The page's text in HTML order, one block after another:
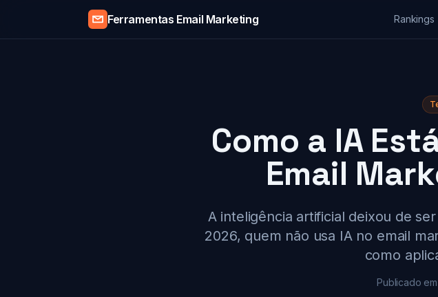
Ferramentas Email Marketing Rankings
Como a IA
Email
A inteligência artificial deixou de
2026, quem não usa IA no email
como
Publicado